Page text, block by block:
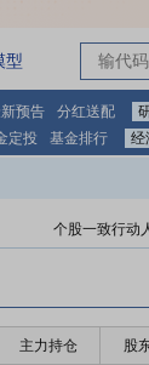
型
预告 分红送配
定投 基金排行 经
个股一致行动
主力持仓 股